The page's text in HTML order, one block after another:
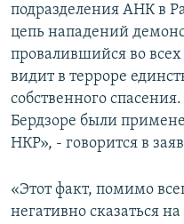
подразделения АНК в
цепь нападений
провалившийся во
видит в терроре
собственного
Бердзоре были
НКР», - говорится в
«Этот факт, помимо
негативно сказаться